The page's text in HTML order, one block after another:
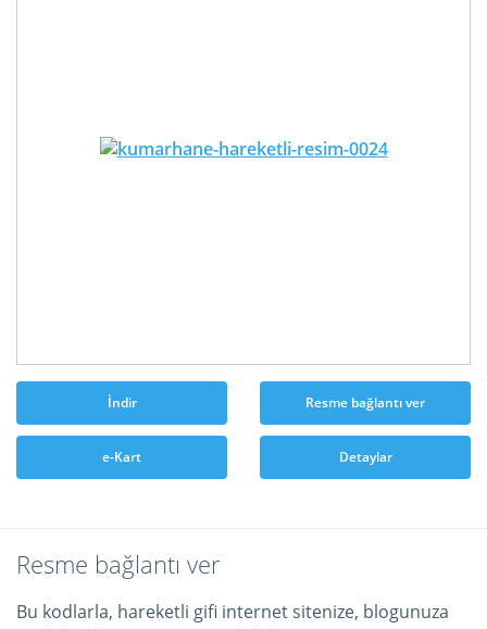
İndir Resme bağlantı ver
e-Kart Detaylar
Resme bağlantı ver
Bu kodlarla, hareketli gifi internet sitenize, blogunuza